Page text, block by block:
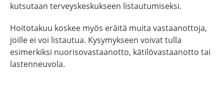
kutsutaan terveyskeskukseen listautumiseksi.
Hoitotakuu koskee myös eräitä muita vastaanottoja,
joille ei voi listautua. Kysymykseen voivat tulla
esimerkiksi nuorisovastaanotto, kätilövastaanotto tai
lastenneuvola.